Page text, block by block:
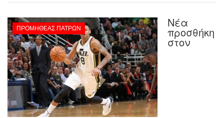
ΠΡΟΜΗΘΈΑΣ ΠΑΤΡΏΝ Νέα
προσθήκη
στον